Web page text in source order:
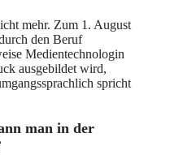
mehr. Zum 1. August
den Beruf
Medientechnologin
ausgebildet wird,
spricht
man in der